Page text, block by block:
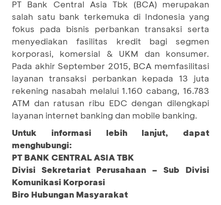
PT Bank Central Asia Tbk (BCA) merupakan
salah satu bank terkemuka di Indonesia yang
fokus pada bisnis perbankan transaksi serta
menyediakan fasilitas kredit bagi segmen
korporasi, komersial & UKM dan konsumer.
Pada akhir September 2015, BCA memfasilitasi
layanan transaksi perbankan kepada 13 juta
rekening nasabah melalui 1.160 cabang, 16.783
ATM dan ratusan ribu EDC dengan dilengkapi
layanan internet banking dan mobile banking.
Untuk informasi lebih lanjut, dapat
menghubungi:
PT BANK CENTRAL ASIA TBK
Divisi Sekretariat Perusahaan – Sub Divisi
Komunikasi Korporasi
Biro Hubungan Masyarakat